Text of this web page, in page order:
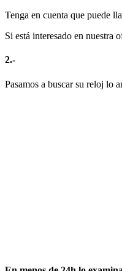
Tenga en cuenta que puede
Si está interesado en nuestra
2.-
Pasamos a buscar su reloj lo